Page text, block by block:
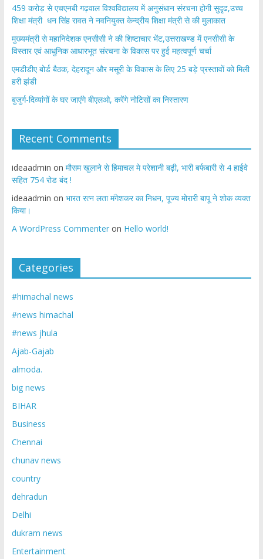
459 करोड़ से एचएनबी गढ़वाल विश्वविद्यालय में अनुसंधान संरचना होगी सुदृढ,उच्च
शिक्षा मंत्री धन सिंह रावत ने नवनियुक्त केन्द्रीय शिक्षा मंत्री से की मुलाकात
मुख्यमंत्री से महानिदेशक एनसीसी ने की शिष्टाचार भेंट,उत्तराखण्ड में एनसीसी के
विस्तार एवं आधुनिक आधारभूत संरचना के विकास पर हुई महत्वपूर्ण चर्चा
एमडीडीए बोर्ड बैठक, देहरादून और मसूरी के विकास के लिए 25 बड़े प्रस्तावों को मिली
हरी झंडी
बुजुर्ग-दिव्यांगों के घर जाएंगे बीएलओ, करेंगे नोटिसों का निस्तारण
Recent Comments
ideaadmin on मौसम खुलाने से हिमाचल मे परेशानी बढ़ी, भारी बर्फबारी से 4 हाईवे
सहित 754 रोड बंद !
ideaadmin on भारत रत्न लता मंगेशकर का निधन, पूज्य मोरारी बापू ने शोक व्यक्त
किया।
A WordPress Commenteron Hello world!
Categories
#himachal news
#news himachal
#news jhula
Ajab-Gajab
almoda.
big news
BIHAR
Business
Chennai
chunav news
country
dehradun
Delhi
dukram news
Entertainment